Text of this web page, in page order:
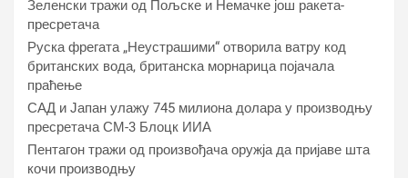
Зеленски тражи од Пољске и Немачке још ракета-
пресретача
Руска фрегата „Неустрашими“ отворила ватру код
британских вода, британска морнарица појачала
праћење
САД и Јапан улажу 745 милиона долара у производњу
пресретача СМ-3 Блоцк ИИА
Пентагон тражи од произвођача оружја да пријаве шта
кочи производњу